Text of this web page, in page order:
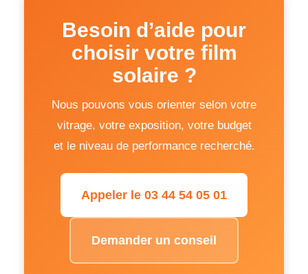
Besoin d’aide pour
choisir votre film
solaire ?
Nous pouvons vous orienter selon votre
vitrage, votre exposition, votre budget
et le niveau de performance recherché.
Appeler le 03 44 54 05 01
Demander un conseil